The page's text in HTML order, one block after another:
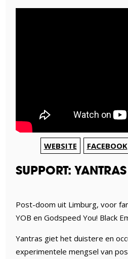
WEBSITE FACEBOOK
SUPPORT: YANTRAS
Post-doom uit Limburg, voor
YOB en Godspeed You! Black
Yantras giet het duistere en
experimentele mengsel van